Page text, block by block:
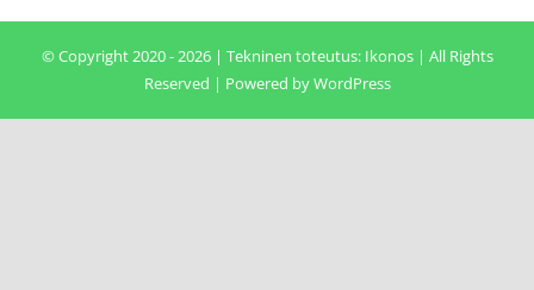
© Copyright 2020 - 2026 | Tekninen toteutus: Ikonos| All Rights
Reserved | Powered byWordPress